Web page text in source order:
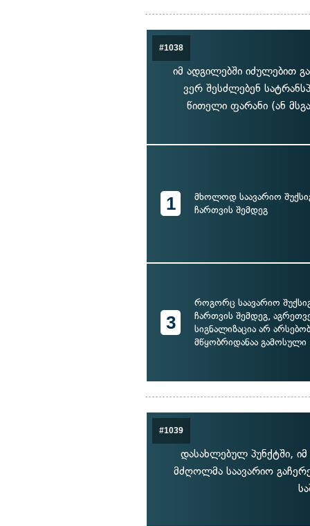
#1038
იმ ადგილებში იძულებით
ვერ შესძლებენ
წითელი ფარანი (ან
1
მხოლოდ საავარიო
ჩართვის შემდეგ
3
როგორც საავარიო
ჩართვის შემდეგ,
სიგნალიზაცია არ
მწყობრიდანაა გამოსული
#1039
დასახლებულ პუნქტში,
მძღოლმა საავარიო